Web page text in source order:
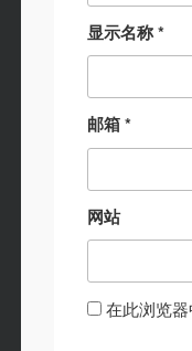
显示名称*
邮箱*
网站
在此浏览